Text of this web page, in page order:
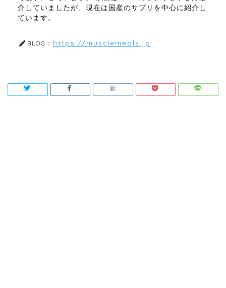
介していましたが、現在は国産のサプリを中心に紹介し
ています。
BLOG： https://musclemeals.jp